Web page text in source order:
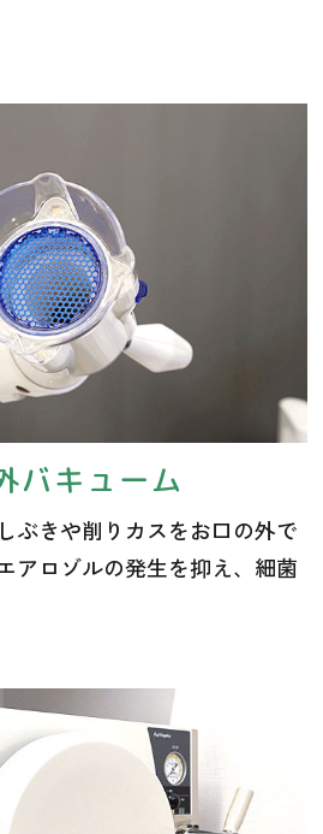
バキューム
ぶきや削りカスをお口の外で
アロゾルの発生を抑え、細菌